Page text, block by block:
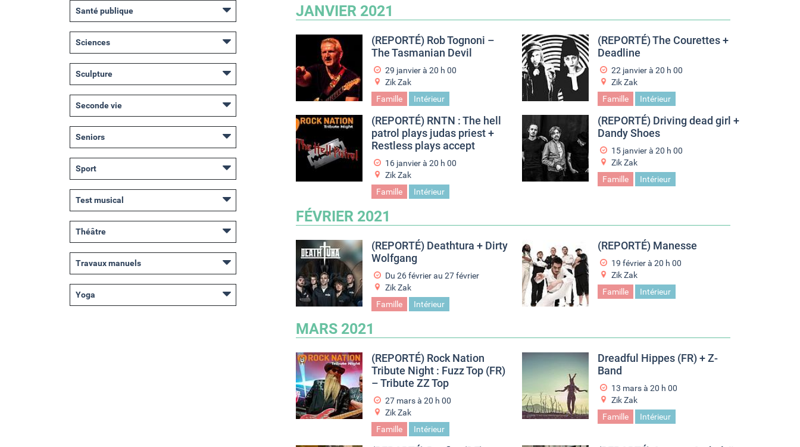
Santé publique
Sciences
Sculpture
Seconde vie
Seniors
Sport
Test musical
Théâtre
Travaux manuels
Yoga
JANVIER 2021
(REPORTÉ) Rob Tognoni –
The Tasmanian Devil
29 janvier à 20 h 00
Zik Zak
Famille
Intérieur
(REPORTÉ) The Courettes +
Deadline
22 janvier à 20 h 00
Zik Zak
Famille
Intérieur
(REPORTÉ) RNTN : The hell
patrol plays judas priest +
Restless plays accept
16 janvier à 20 h 00
Zik Zak
Famille
Intérieur
(REPORTÉ) Driving dead girl +
Dandy Shoes
15 janvier à 20 h 00
Zik Zak
Famille
Intérieur
FÉVRIER 2021
(REPORTÉ) Deathtura + Dirty
Wolfgang
Du 26 février au 27 février
Zik Zak
Famille
Intérieur
(REPORTÉ) Manesse
19 février à 20 h 00
Zik Zak
Famille
Intérieur
MARS 2021
(REPORTÉ) Rock Nation
Tribute Night : Fuzz Top (FR)
– Tribute ZZ Top
27 mars à 20 h 00
Zik Zak
Famille
Intérieur
Dreadful Hippes (FR) + Z-
Band
13 mars à 20 h 00
Zik Zak
Famille
Intérieur